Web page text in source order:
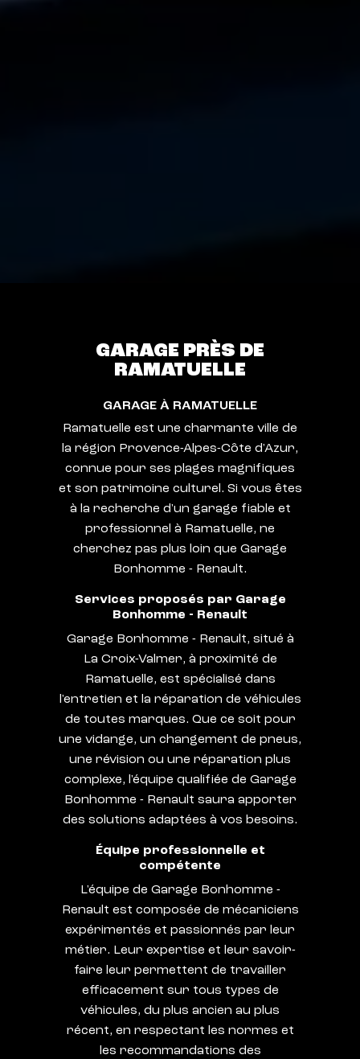
GARAGE PRÈS DE
RAMATUELLE
GARAGE À RAMATUELLE
Ramatuelle est une charmante ville de
la région Provence-Alpes-Côte d'Azur,
connue pour ses plages magnifiques
et son patrimoine culturel. Si vous êtes
à la recherche d'un garage fiable et
professionnel à Ramatuelle, ne
cherchez pas plus loin que Garage
Bonhomme - Renault.
Services proposés par Garage
Bonhomme - Renault
Garage Bonhomme - Renault, situé à
La Croix-Valmer, à proximité de
Ramatuelle, est spécialisé dans
l'entretien et la réparation de véhicules
de toutes marques. Que ce soit pour
une vidange, un changement de pneus,
une révision ou une réparation plus
complexe, l'équipe qualifiée de Garage
Bonhomme - Renault saura apporter
des solutions adaptées à vos besoins.
Équipe professionnelle et
compétente
L'équipe de Garage Bonhomme -
Renault est composée de mécaniciens
expérimentés et passionnés par leur
métier. Leur expertise et leur savoir-
faire leur permettent de travailler
efficacement sur tous types de
véhicules, du plus ancien au plus
récent, en respectant les normes et
les recommandations des